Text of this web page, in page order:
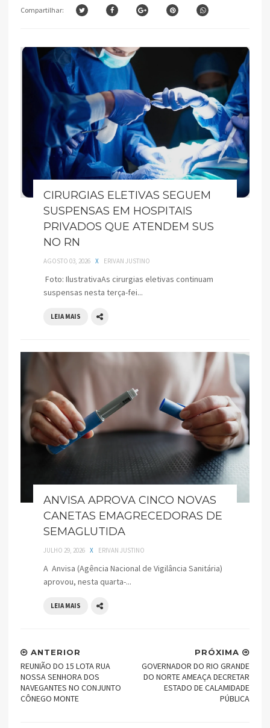
Compartilhar:
CIRURGIAS ELETIVAS SEGUEM
SUSPENSAS EM HOSPITAIS
PRIVADOS QUE ATENDEM SUS
NO RN
AGOSTO 03, 2026 X ERIVAN JUSTINO
Foto: IlustrativaAs cirurgias eletivas continuam
suspensas nesta terça-fei...
LEIA MAIS
ANVISA APROVA CINCO NOVAS
CANETAS EMAGRECEDORAS DE
SEMAGLUTIDA
JULHO 29, 2026 X ERIVAN JUSTINO
A Anvisa (Agência Nacional de Vigilância Sanitária)
aprovou, nesta quarta-...
LEIA MAIS
PRÓXIMA
GOVERNADOR DO RIO GRANDE
DO NORTE AMEAÇA DECRETAR
ESTADO DE CALAMIDADE
PÚBLICA
ANTERIOR
REUNIÃO DO 15 LOTA RUA
NOSSA SENHORA DOS
NAVEGANTES NO CONJUNTO
CÔNEGO MONTE